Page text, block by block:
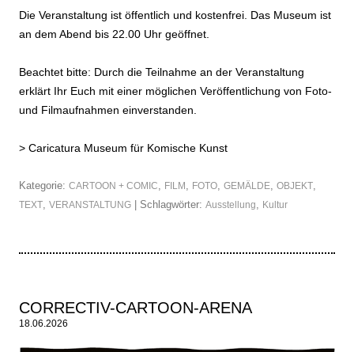
Die Veranstaltung ist öffentlich und kostenfrei. Das Museum ist
an dem Abend bis 22.00 Uhr geöffnet.
Beachtet bitte: Durch die Teilnahme an der Veranstaltung
erklärt Ihr Euch mit einer möglichen Veröffentlichung von Foto-
und Filmaufnahmen einverstanden.
> Caricatura Museum für Komische Kunst
Kategorie: CARTOON + COMIC FILM FOTO GEMÄLDE OBJEKT
TEXT VERANSTALTUNG | Schlagwörter: Ausstellung Kultur
CORRECTIV-CARTOON-ARENA
18.06.2026